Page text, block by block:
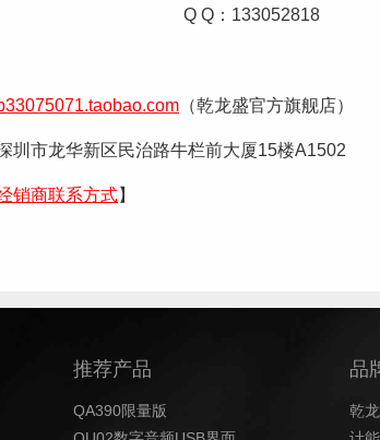
Q Q：133052818
（乾龙盛官方旗舰店）
圳市龙华新区民治路牛栏前大厦15楼A1502
销商联系方式】
推荐产品
QA390限量版
品
乾